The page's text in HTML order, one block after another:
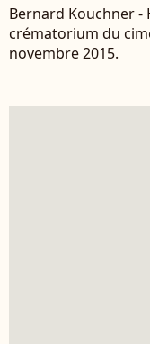
Bernard Kouchner -
crématorium du
novembre 2015.